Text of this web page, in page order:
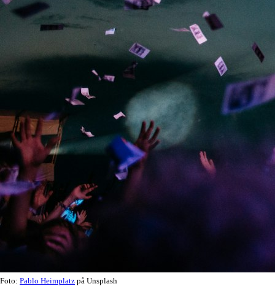
Foto: Pablo Heimplatz på Unsplash